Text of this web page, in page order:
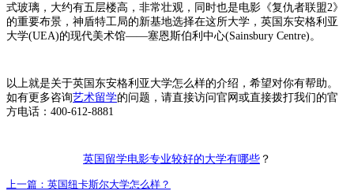
式玻璃，大约有五层楼高，非常壮观，同时也是电影《复仇者联盟2》
的重要布景，神盾特工局的新基地选择在这所大学，英国东安格利亚
大学(UEA)的现代美术馆——塞恩斯伯利中心(Sainsbury Centre)。
以上就是关于英国东安格利亚大学怎么样的介绍，希望对你有帮助。
如有更多咨询艺术留学的问题，请直接访问官网或直接拨打我们的官
方电话：400-612-8881
英国留学电影专业较好的大学有哪些 ？
上一篇： 英国纽卡斯尔大学怎么样？